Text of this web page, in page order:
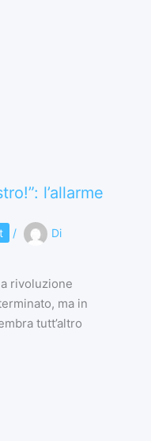
l’allarme
/
Di
rivoluzione
ma in
tutt’altro